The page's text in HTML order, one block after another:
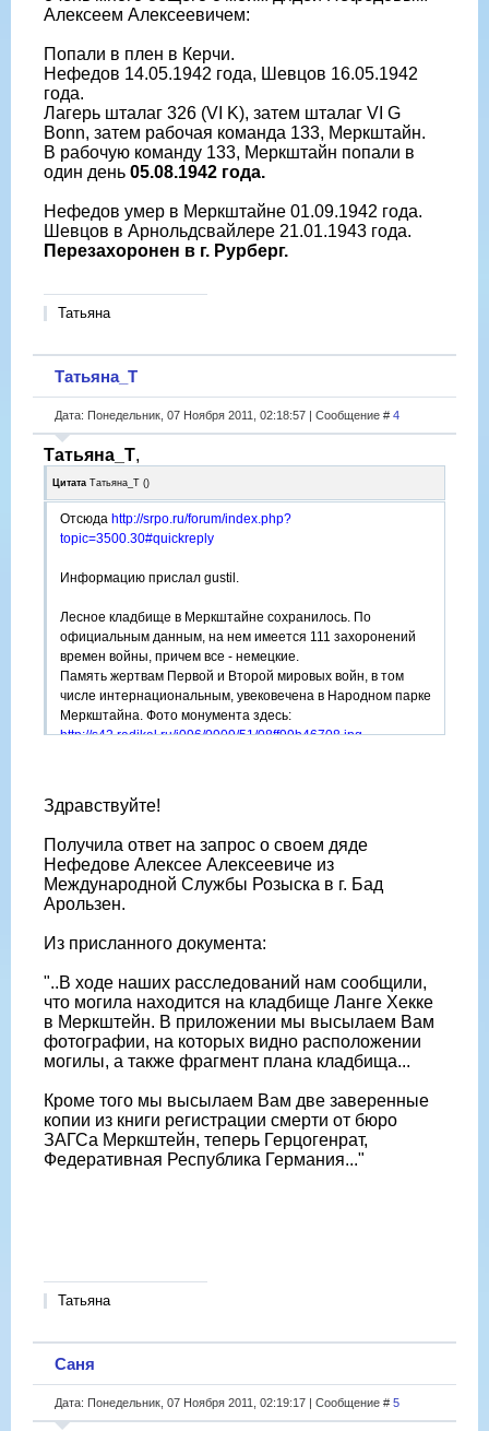
Алексеем Алексеевичем:
Попали в плен в Керчи.
Нефедов 14.05.1942 года, Шевцов 16.05.1942
года.
Лагерь шталаг 326 (VI K), затем шталаг VI G
Bonn, затем рабочая команда 133, Меркштайн.
В рабочую команду 133, Меркштайн попали в
один день 05.08.1942 года.
Нефедов умер в Меркштайне 01.09.1942 года.
Шевцов в Арнольдсвайлере 21.01.1943 года.
Перезахоронен в г. Рурберг.
Татьяна
Татьяна_Т
Дата: Понедельник, 07 Ноября 2011, 02:18:57 | Сообщение # 4
Татьяна_Т,
Цитата Татьяна_Т ()
Отсюда http://srpo.ru/forum/index.php?
topic=3500.30#quickreply
Информацию прислал gustil.
Лесное кладбище в Меркштайне сохранилось. По
официальным данным, на нем имеется 111 захоронений
времен войны, причем все - немецкие.
Память жертвам Первой и Второй мировых войн, в том
числе интернациональным, увековечена в Народном парке
Меркштайна. Фото монумента здесь:
http://s42.radikal.ru/i096/0909/51/08ff99b46708.jpg
Здравствуйте!
Получила ответ на запрос о своем дяде
Нефедове Алексее Алексеевиче из
Международной Службы Розыска в г. Бад
Арользен.
Из присланного документа:
"..В ходе наших расследований нам сообщили,
что могила находится на кладбище Ланге Хекке
в Меркштейн. В приложении мы высылаем Вам
фотографии, на которых видно расположении
могилы, а также фрагмент плана кладбища...
Кроме того мы высылаем Вам две заверенные
копии из книги регистрации смерти от бюро
ЗАГСа Меркштейн, теперь Герцогенрат,
Федеративная Республика Германия..."
Татьяна
Саня
Дата: Понедельник, 07 Ноября 2011, 02:19:17 | Сообщение # 5